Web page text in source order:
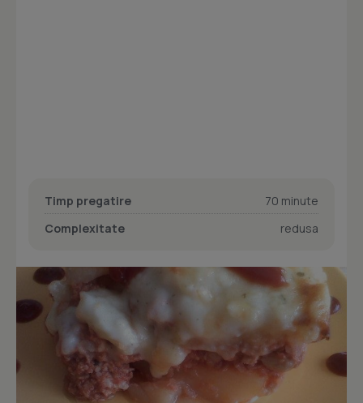
Timp pregatire
70 minute
Complexitate
redusa